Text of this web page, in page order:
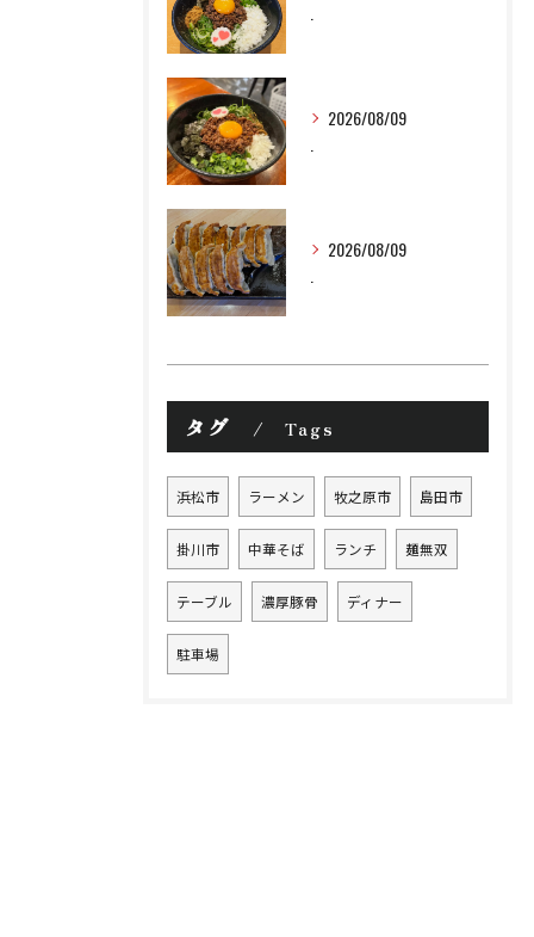
2026/08/09
2026/08/09
タグ Tags
浜松市 ラーメン 牧之原市 島田市
掛川市 中華そば ランチ 麺無双
テーブル 濃厚豚骨 ディナー
駐車場